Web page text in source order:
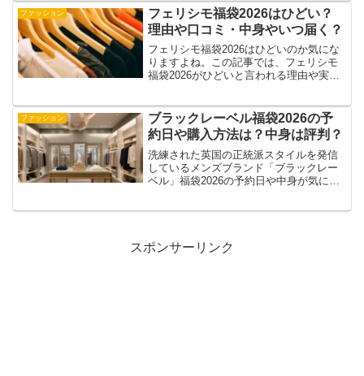
る？実際のレビューでも「コスパ最
強！」と満足度...
ファッション
フェリシモ福袋2026はひどい？
理由や口コミ・中身やいつ届く？
フェリシモ福袋2026はひどいのか気にな
りますよね。この記事では、フェリシモ
福袋2026がひどいと言われる理由や実際
も詳しく紹介します。過去の事例をもと
に失敗しない買い...
ファッション
ブラックレーベル福袋2026の予
約日や購入方法は？中身は評判？
洗練された英国の正統派スタイルを発信
しているメンズブランド「ブラックレー
ベル」福袋2026の予約日や中身が気にな
スポンサーリンク